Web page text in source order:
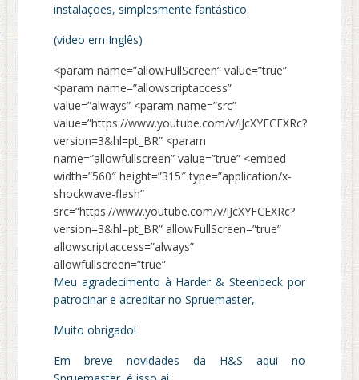
instalações, simplesmente fantástico.
(video em Inglês)
<param name=”allowFullScreen” value=”true”
<param name=”allowscriptaccess”
value=”always” <param name=”src”
value=”https://www.youtube.com/v/iJcXYFCEXRc?
version=3&hl=pt_BR” <param
name=”allowfullscreen” value=”true” <embed
width=”560″ height=”315″ type=”application/x-
shockwave-flash”
src=”https://www.youtube.com/v/iJcXYFCEXRc?
version=3&hl=pt_BR” allowFullScreen=”true”
allowscriptaccess=”always”
allowfullscreen=”true”
Meu agradecimento à Harder & Steenbeck por
patrocinar e acreditar no Spruemaster,
Muito obrigado!
Em breve novidades da H&S aqui no